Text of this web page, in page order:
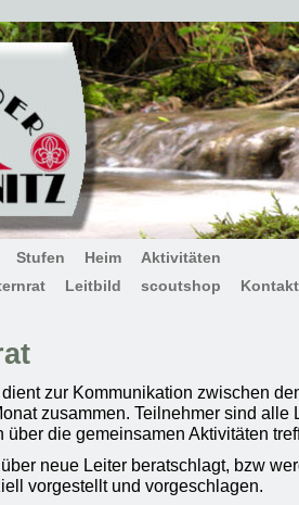
Stufen Heim
Aktivitäten
Leitbild scoutshop Kontakt
zur Kommunikation zwischen
zusammen. Teilnehmer sind alle
über die gemeinsamen Aktivitäten
neue Leiter beratschlagt, bzw
vorgestellt und vorgeschlagen.